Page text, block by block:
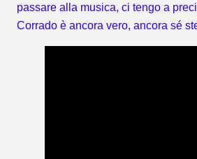
passare alla musica, ci tengo a
Corrado è ancora vero, ancora sé